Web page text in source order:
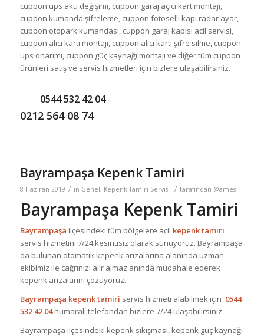
cuppon ups akü değişimi, cuppon garaj açıcı kart montajı,
cuppon kumanda şifreleme, cuppon fotoselli kapı radar ayar,
cuppon otopark kumandası, cuppon garaj kapısı acil servisi,
cuppon alıcı kartı montajı, cuppon alıcı kartı şifre silme, cuppon
ups onarımı, cuppon güç kaynağı montajı ve diğer tüm cuppon
ürünleri satış ve servis hizmetleri için bizlere ulaşabilirsiniz.
0544 532 42 04
0212 564 08 74
Bayrampaşa Kepenk Tamiri
8 Haziran 2019 / in Genel, Kepenk Tamiri Servisi / tarafından @ames
Bayrampaşa Kepenk Tamiri
Bayrampaşa ilçesindeki tüm bölgelere acil kepenk tamiri
servis hizmetini 7/24 kesintisiz olarak sunuyoruz. Bayrampaşa
da bulunan otomatik kepenk arızalarına alanında uzman
ekibimiz ile çağrınızı alır almaz anında müdahale ederek
kepenk arızalarını çözüyoruz.
Bayrampaşa kepenk tamiri servis hizmeti alabilmek için 0544
532 42 04numaralı telefondan bizlere 7/24 ulaşabilirsiniz.
Bayrampaşa ilçesindeki kepenk sıkışması, kepenk güç kaynağı